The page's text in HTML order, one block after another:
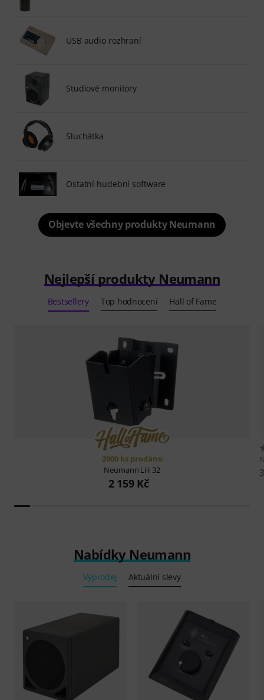
USB audio rozhraní
Studiové monitory
Sluchátka
Ostatní hudební software
Objevte všechny produkty Neumann
Nejlepší produkty Neumann
Bestsellery Top hodnocení Hall of Fame
2000 ks prodáno
Neumann LH 32
2 159 Kč
Nabídky Neumann
Výprodej Aktuální slevy